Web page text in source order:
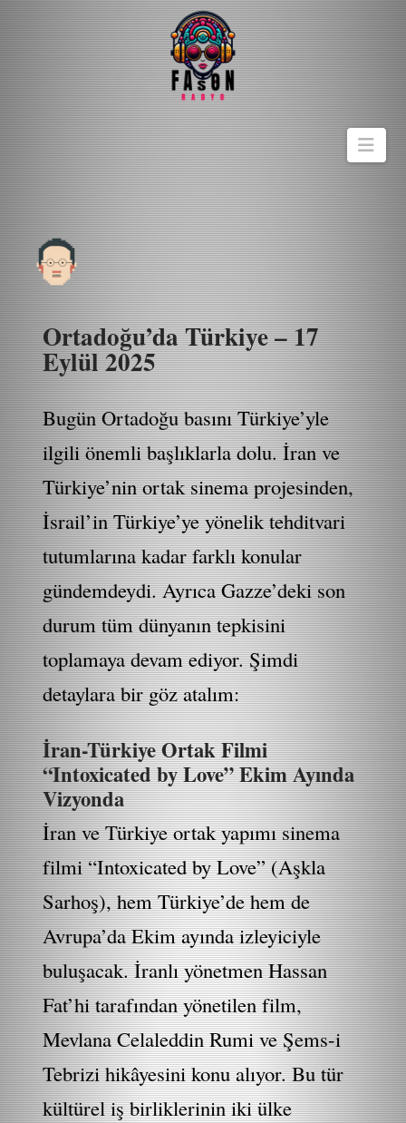
Ortadoğu’da Türkiye – 17
Eylül 2025
Bugün Ortadoğu basını Türkiye’yle
ilgili önemli başlıklarla dolu. İran ve
Türkiye’nin ortak sinema projesinden,
İsrail’in Türkiye’ye yönelik tehditvari
tutumlarına kadar farklı konular
gündemdeydi. Ayrıca Gazze’deki son
durum tüm dünyanın tepkisini
toplamaya devam ediyor. Şimdi
detaylara bir göz atalım:
İran-Türkiye Ortak Filmi
“Intoxicated by Love” Ekim Ayında
Vizyonda
İran ve Türkiye ortak yapımı sinema
filmi “Intoxicated by Love” (Aşkla
Sarhoş), hem Türkiye’de hem de
Avrupa’da Ekim ayında izleyiciyle
buluşacak. İranlı yönetmen Hassan
Fat’hi tarafından yönetilen film,
Mevlana Celaleddin Rumi ve Şems-i
Tebrizi hikâyesini konu alıyor. Bu tür
kültürel iş birliklerinin iki ülke